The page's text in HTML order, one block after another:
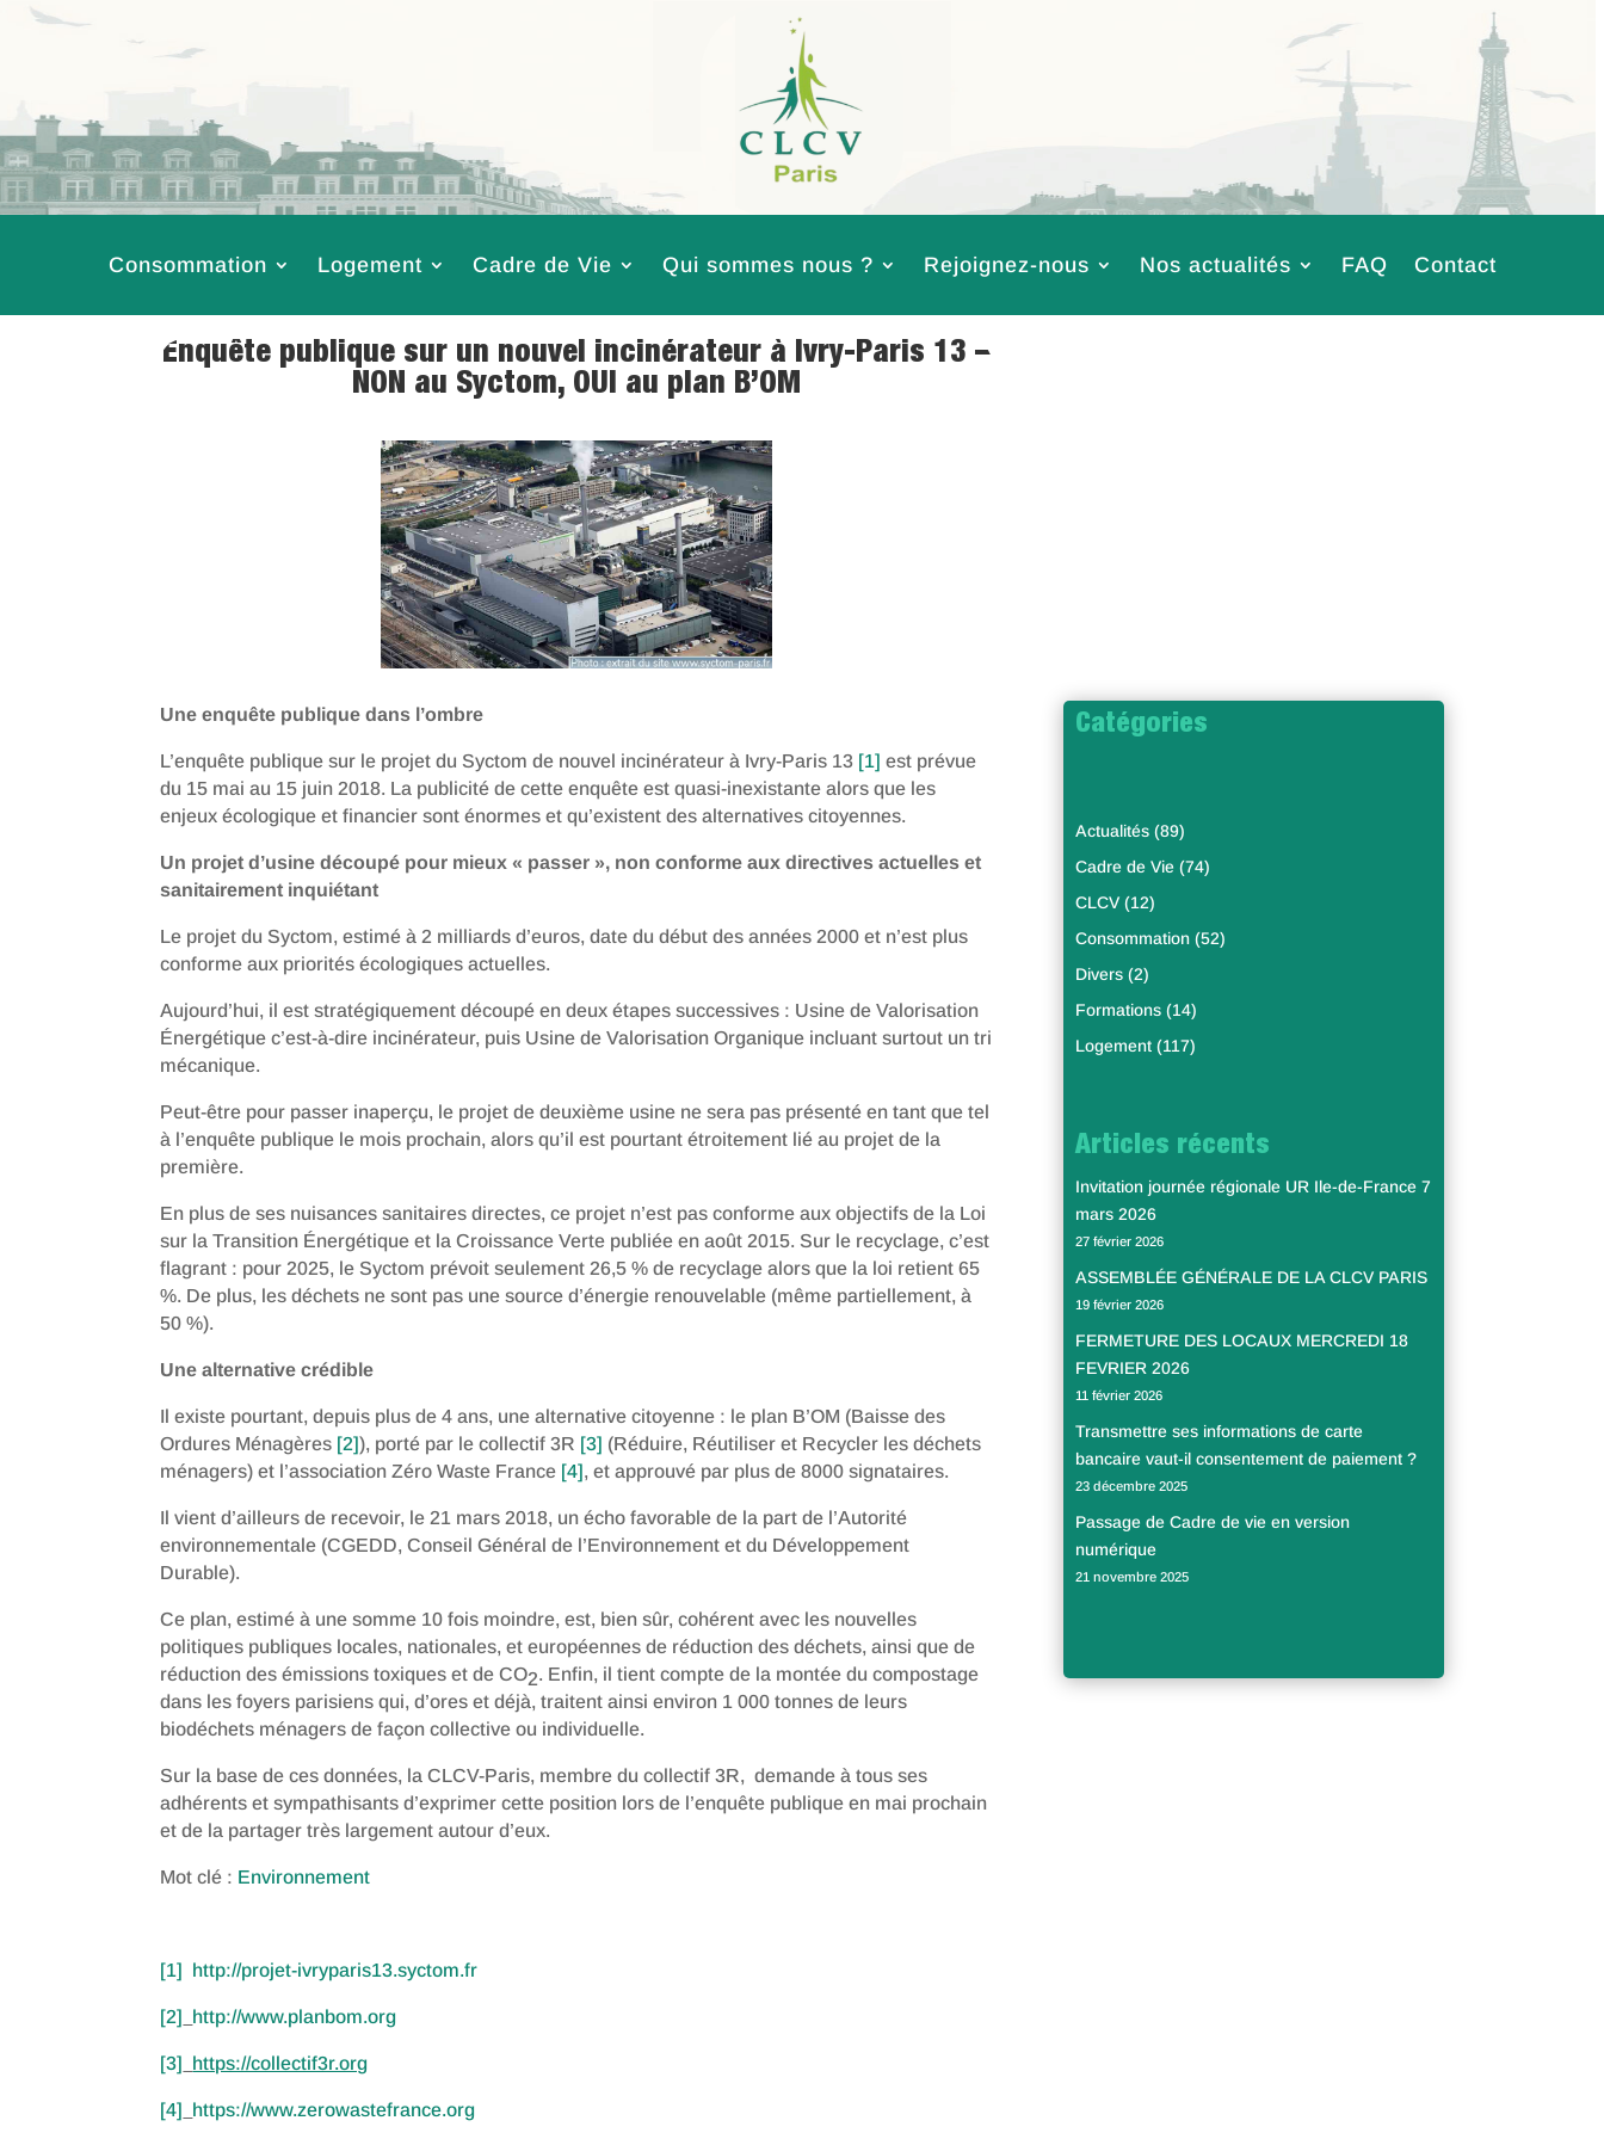
Consommation Logement Cadre de Vie Qui sommes nous ? Rejoignez-nous Nos actualités FAQ Contact
Enquête publique sur un nouvel incinérateur à Ivry-Paris 13 –
NON au Syctom, OUI au plan B’OM
Une enquête publique dans l’ombre
L’enquête publique sur le projet du Syctom de nouvel incinérateur à Ivry-Paris 13 [1] est prévue
du 15 mai au 15 juin 2018. La publicité de cette enquête est quasi-inexistante alors que les
enjeux écologique et financier sont énormes et qu’existent des alternatives citoyennes.
Un projet d’usine découpé pour mieux « passer », non conforme aux directives actuelles et
sanitairement inquiétant
Le projet du Syctom, estimé à 2 milliards d’euros, date du début des années 2000 et n’est plus
conforme aux priorités écologiques actuelles.
Aujourd’hui, il est stratégiquement découpé en deux étapes successives : Usine de Valorisation
Énergétique c’est-à-dire incinérateur, puis Usine de Valorisation Organique incluant surtout un tri
mécanique.
Peut-être pour passer inaperçu, le projet de deuxième usine ne sera pas présenté en tant que tel
à l’enquête publique le mois prochain, alors qu’il est pourtant étroitement lié au projet de la
première.
En plus de ses nuisances sanitaires directes, ce projet n’est pas conforme aux objectifs de la Loi
sur la Transition Énergétique et la Croissance Verte publiée en août 2015. Sur le recyclage, c’est
flagrant : pour 2025, le Syctom prévoit seulement 26,5 % de recyclage alors que la loi retient 65
%. De plus, les déchets ne sont pas une source d’énergie renouvelable (même partiellement, à
50 %).
Une alternative crédible
Il existe pourtant, depuis plus de 4 ans, une alternative citoyenne : le plan B’OM (Baisse des
Ordures Ménagères [2]), porté par le collectif 3R [3] (Réduire, Réutiliser et Recycler les déchets
ménagers) et l’association Zéro Waste France [4], et approuvé par plus de 8000 signataires.
Il vient d’ailleurs de recevoir, le 21 mars 2018, un écho favorable de la part de l’Autorité
environnementale (CGEDD, Conseil Général de l’Environnement et du Développement
Durable).
Ce plan, estimé à une somme 10 fois moindre, est, bien sûr, cohérent avec les nouvelles
politiques publiques locales, nationales, et européennes de réduction des déchets, ainsi que de
réduction des émissions toxiques et de CO2. Enfin, il tient compte de la montée du compostage
dans les foyers parisiens qui, d’ores et déjà, traitent ainsi environ 1 000 tonnes de leurs
biodéchets ménagers de façon collective ou individuelle.
Sur la base de ces données, la CLCV-Paris, membre du collectif 3R, demande à tous ses
adhérents et sympathisants d’exprimer cette position lors de l’enquête publique en mai prochain
et de la partager très largement autour d’eux.
Mot clé : Environnement
[1] http://projet-ivryparis13.syctom.fr
[2] http://www.planbom.org
[3] https://collectif3r.org
[4] https://www.zerowastefrance.org
Catégories
Actualités(89)
Cadre de Vie(74)
CLCV(12)
Consommation(52)
Divers(2)
Formations(14)
Logement(117)
Articles récents
Invitation journée régionale UR Ile-de-France 7
mars 2026
27 février 2026
ASSEMBLÉE GÉNÉRALE DE LA CLCV PARIS
19 février 2026
FERMETURE DES LOCAUX MERCREDI 18
FEVRIER 2026
11 février 2026
Transmettre ses informations de carte
bancaire vaut-il consentement de paiement ?
23 décembre 2025
Passage de Cadre de vie en version
numérique
21 novembre 2025